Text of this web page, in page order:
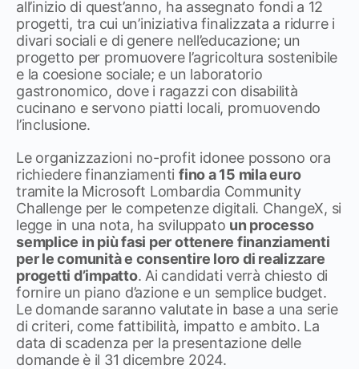
all’inizio di quest’anno, ha assegnato fondi a 12
progetti, tra cui un’iniziativa finalizzata a ridurre i
divari sociali e di genere nell’educazione; un
progetto per promuovere l’agricoltura sostenibile
e la coesione sociale; e un laboratorio
gastronomico, dove i ragazzi con disabilità
cucinano e servono piatti locali, promuovendo
l’inclusione.
Le organizzazioni no-profit idonee possono ora
richiedere finanziamenti fino a 15 mila euro
tramite la Microsoft Lombardia Community
Challenge per le competenze digitali. ChangeX, si
legge in una nota, ha sviluppato un processo
semplice in più fasi per ottenere finanziamenti
per le comunità e consentire loro di realizzare
progetti d’impatto. Ai candidati verrà chiesto di
fornire un piano d’azione e un semplice budget.
Le domande saranno valutate in base a una serie
di criteri, come fattibilità, impatto e ambito. La
data di scadenza per la presentazione delle
domande è il 31 dicembre 2024.